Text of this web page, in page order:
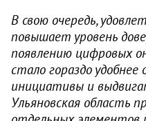
В свою очередь,
повышает уровень
появлению цифровых
стало гораздо
инициативы и
Ульяновская область